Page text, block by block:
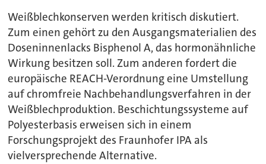
Weißblechkonserven werden kritisch diskutiert.
Zum einen gehört zu den Ausgangsmaterialien des
Doseninnenlacks Bisphenol A, das hormonähnliche
Wirkung besitzen soll. Zum anderen fordert die
europäische REACH-Verordnung eine Umstellung
auf chromfreie Nachbehandlungsverfahren in der
Weißblechproduktion. Beschichtungssysteme auf
Polyesterbasis erweisen sich in einem
Forschungsprojekt des Fraunhofer IPA als
vielversprechende Alternative.